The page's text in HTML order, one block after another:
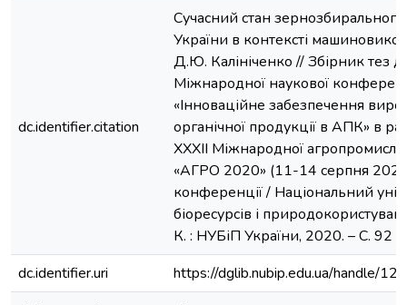
dc.identifier.citation
Сучасний стан
України в контексті
Д.Ю. Калініченко // Збірник тез
Міжнародної наукової
«Інноваційне забезпечення
органічної продукції в АПК» в
XXXII Міжнародної
«АГРО 2020» (11-14 серпня
конференції / Національний
біоресурсів і
К. : НУБіП України, 2020. – C. 92
dc.identifier.uri
https://dglib.nubip.edu.ua/handle/